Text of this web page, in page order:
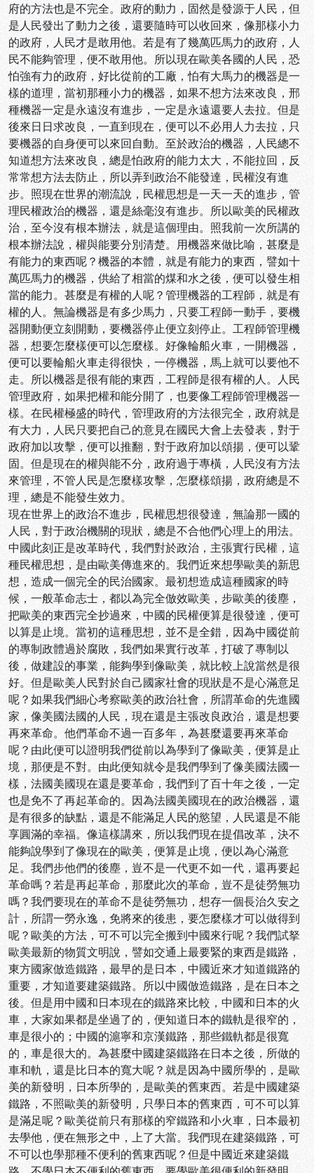
府的方法也是不完全。政府的動力，固然是發源于人民，但
是人民發出了動力之後，還要隨時可以收回來，像那樣小力
的政府，人民才是敢用他。若是有了幾萬匹馬力的政府，人
民不能夠管理，便不敢用他。所以現在歐美各國的人民，恐
怕強有力的政府，好比從前的工廠，怕有大馬力的機器是一
樣的道理，當初那種小力的機器，如果不想方法來改良，邢
種機器一定是永遠沒有進步，一定是永遠還要人去拉。但是
後來日日求改良，一直到現在，便可以不必用人力去拉，只
要機器的自身便可以來回自動。至於政治的機器，人民總不
知道想方法來改良，總是怕政府的能力太大，不能拉回，反
常常想方法去防止，所以弄到政治不能發達，民權沒有進
步。照現在世界的潮流說，民權思想是一天一天的進步，管
理民權政治的機器，還是絲毫沒有進步。所以歐美的民權政
治，至今沒有根本辦法，就是這個理由。照我前一次所講的
根本辦法說，權與能要分別清楚。用機器來做比喻，甚麼是
有能力的東西呢？機器的本體，就是有能力的東西，譬如十
萬匹馬力的機器，供給了相當的煤和水之後，便可以發生相
當的能力。甚麼是有權的人呢？管理機器的工程師，就是有
權的人。無論機器是有多少馬力，只要工程師一動手，要機
器開動便立刻開動，要機器停止便立刻停止。工程師管理機
器，想要怎麼樣便可以怎麼樣。好像輪船火車，一開機器，
便可以要輪船火車走得很快，一停機器，馬上就可以要他不
走。所以機器是很有能的東西，工程師是很有權的人。人民
管理政府，如果把權和能分開了，也要像工程師管理機器一
樣。在民權極盛的時代，管理政府的方法很完全，政府就是
有大力，人民只要把自己的意見在國民大會上去發表，對于
政府加以攻擊，便可以推翻，對于政府加以頌揚，便可以鞏
固。但是現在的權與能不分，政府過于專橫，人民沒有方法
來管理，不管人民是怎麼樣攻擊，怎麼樣頌揚，政府總是不
理，總是不能發生效力。
現在世界上的政治不進步，民權思想很發達，無論那一國的
人民，對于政治機關的現狀，總是不合他們心理上的用法。
中國此刻正是改革時代，我們對於政治，主張實行民權，這
種民權思想，是由歐美傳進來的。我們近來想學歐美的新思
想，造成一個完全的民治國家。最初想造成這種國家的時
候，一般革命志士，都以為完全倣效歐美，步歐美的後塵，
把歐美的東西完全抄過來，中國的民權便算是很發達，便可
以算是止境。當初的這種思想，並不是全錯，因為中國從前
的專制政體過於腐敗，我們如果實行改革，打破了專制以
後，做建設的事業，能夠學到像歐美，就比較上說當然是很
好。但是歐美人民對於自己國家社會的現狀是不是心滿意足
呢？如果我們細心考察歐美的政治社會，所謂革命的先進國
家，像美國法國的人民，現在還是主張改良政治，還是想要
再來革命。他們革命不過一百多年，為甚麼還要再來革命
呢？由此便可以證明我們從前以為學到了像歐美，便算是止
境，那便是不對。由此便知就令是我們學到了像美國法國一
樣，法國美國現在還是要革命，我們到了百十年之後，一定
也是免不了再起革命的。因為法國美國現在的政治機器，還
是有很多的缺點，還是不能滿足人民的慾望，人民還是不能
享圓滿的幸福。像這樣講來，所以我們現在提倡改革，決不
能夠說學到了像現在的歐美，便算是止境，便以為心滿意
足。我們步他們的後塵，豈不是一代更不如一代，還再要起
革命嗎？若是再起革命，那麼此次的革命，豈不是徒勞無功
嗎？我們要現在的革命不是徒勞無功，想存一個長治久安之
計，所謂一勞永逸，免將來的後患，要怎麼樣才可以做得到
呢？歐美的方法，可不可以完全搬到中國來行呢？我們試拏
歐美最新的物質文明說，譬如交通上最要緊的東西是鐵路，
東方國家倣造鐵路，最早的是日本，中國近來才知道鐵路的
重要，才知道要建築鐵路。所以中國倣造鐵路，是在日本之
後。但是用中國和日本現在的鐵路來比較，中國和日本的火
車，大家如果都是坐過了的，便知道日本的鐵軌是很窄的，
車是很小的；中國的滬寧和京漢鐵路，那些鐵軌都是很寬
的，車是很大的。為甚麼中國建築鐵路在日本之後，所做的
車和軌，還是比日本的寬大呢？就是因為中國所學的，是歐
美的新發明，日本所學的，是歐美的舊東西。若是中國建築
鐵路，不照歐美的新發明，只學日本的舊東西，可不可以算
是滿足呢？歐美從前只有那樣的窄鐵路和小火車，日本最初
去學他，便在無形之中，上了大當。我們現在建築鐵路，可
不可以也學那種不便利的舊東西呢？但是中國近來建築鐵